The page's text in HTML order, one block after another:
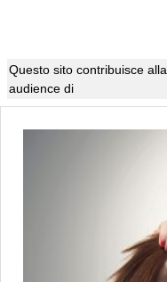
Questo sito contribuisce alla
audience di